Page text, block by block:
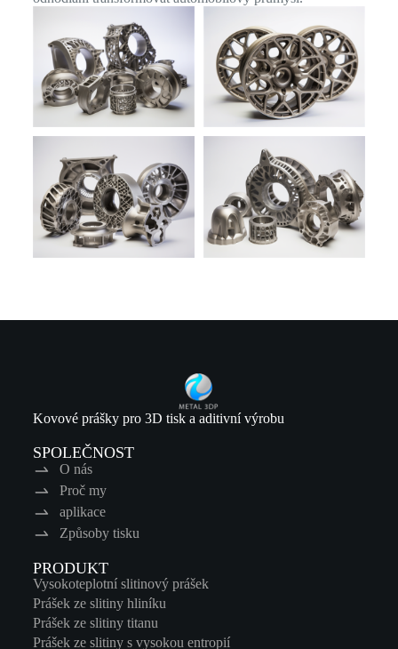
Kovové prášky pro 3D tisk a aditivní výrobu
SPOLEČNOST
O nás
Proč my
aplikace
Způsoby tisku
PRODUKT
Vysokoteplotní slitinový prášek
Prášek ze slitiny hliníku
Prášek ze slitiny titanu
Prášek ze slitiny s vysokou entropií